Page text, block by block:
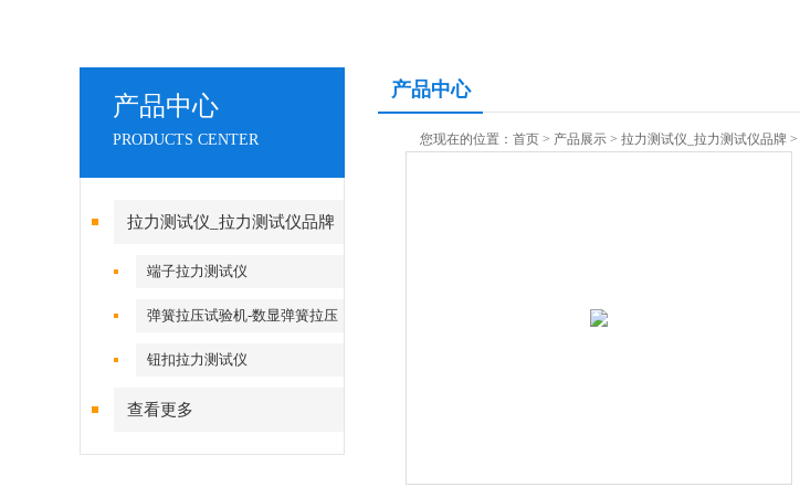
产品中心
PRODUCTS CENTER
拉力测试仪_拉力测试仪品牌
端子拉力测试仪
弹簧拉压试验机-数显弹簧拉压
试验机
钮扣拉力测试仪
查看更多
产品中心
您现在的位置： 首页 > 产品展示 > 拉力测试仪_拉力测试仪品牌 >